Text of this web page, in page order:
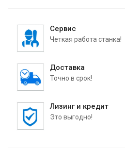
Сервис
Четкая работа станка!
Доставка
Точно в срок!
Лизинг и кредит
Это выгодно!